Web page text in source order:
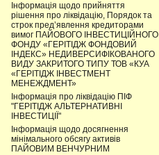
Інформація щодо прийняття
рішення про ліквідацію, Порядок та
строк пред’явлення кредиторами
вимог ПАЙОВОГО ІНВЕСТИЦІЙНОГО
ФОНДУ «ГЕРІТІДЖ ФОНДОВИЙ
ІНДЕКС» НЕДИВЕРСИФІКОВАНОГО
ВИДУ ЗАКРИТОГО ТИПУ ТОВ «КУА
«ГЕРІТІДЖ ІНВЕСТМЕНТ
МЕНЕЖДМЕНТ»
Інформація про ліквідацію ПІФ
"ГЕРІТІДЖ АЛЬТЕРНАТИВНІ
ІНВЕСТИЦІЇ"
Інформація щодо досягнення
мінімального обсягу активів
ПАЙОВИМ ВЕНЧУРНИМ